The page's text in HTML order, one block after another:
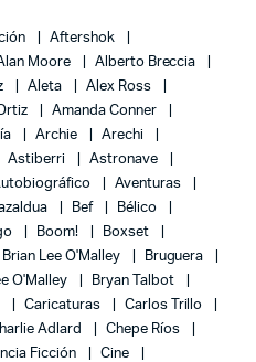
Aftershok
Moore
Alberto Breccia
Aleta
Alex Ross
Amanda Conner
Archie
Arechi
Astiberri
Astronave
Aventuras
Bef
Bélico
Boom!
Boxset
Brian Lee O'Malley
Bruguera
O'Malley
Bryan Talbot
Caricaturas
Carlos Trillo
Adlard
Chepe Ríos
Ficción
Cine